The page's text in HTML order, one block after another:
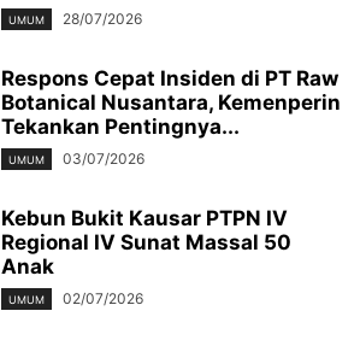
UMUM 28/07/2026
Respons Cepat Insiden di PT Raw
Botanical Nusantara, Kemenperin
Tekankan Pentingnya...
UMUM 03/07/2026
Kebun Bukit Kausar PTPN IV
Regional IV Sunat Massal 50
Anak
UMUM 02/07/2026